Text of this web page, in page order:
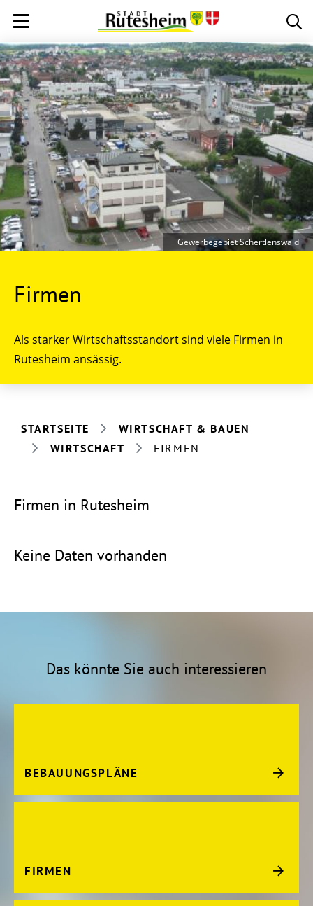
Firmen
Als starker Wirtschaftsstandort sind viele Firmen in
Rutesheim ansässig.
Gewerbegebiet Schertlenswald
STARTSEITE
WIRTSCHAFT & BAUEN
WIRTSCHAFT
FIRMEN
Firmen in Rutesheim
Keine Daten vorhanden
Das könnte Sie auch interessieren
BEBAUUNGSPLÄNE
FIRMEN